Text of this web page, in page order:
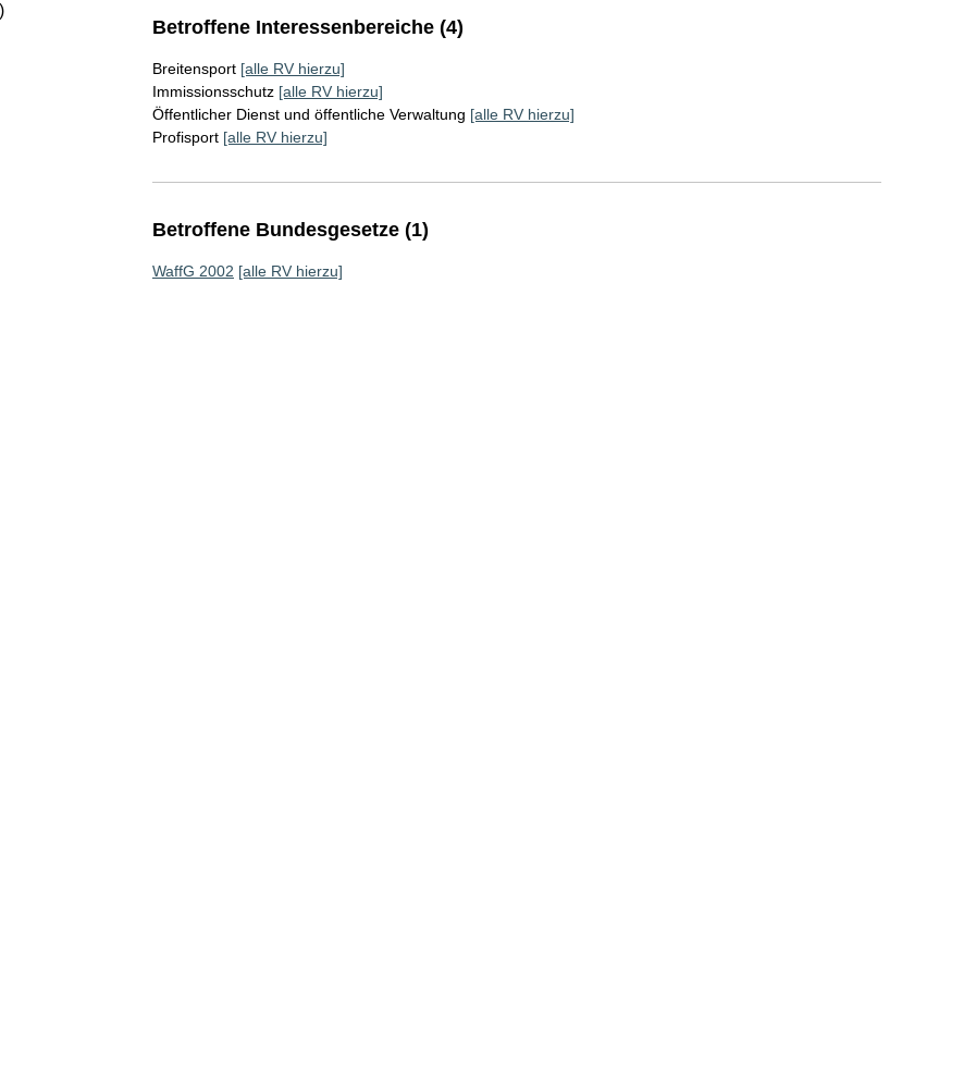
)
Betroffene Interessenbereiche (4)
Breitensport [alle RV hierzu]
Immissionsschutz [alle RV hierzu]
Öffentlicher Dienst und öffentliche Verwaltung [alle RV hierzu]
Profisport [alle RV hierzu]
Betroffene Bundesgesetze (1)
WaffG 2002 [alle RV hierzu]